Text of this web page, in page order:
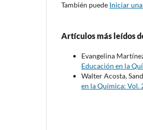
También puede Iniciar
Artículos más leídos
Evangelina
Educación en la
Walter Acosta,
en la Química: Vol.